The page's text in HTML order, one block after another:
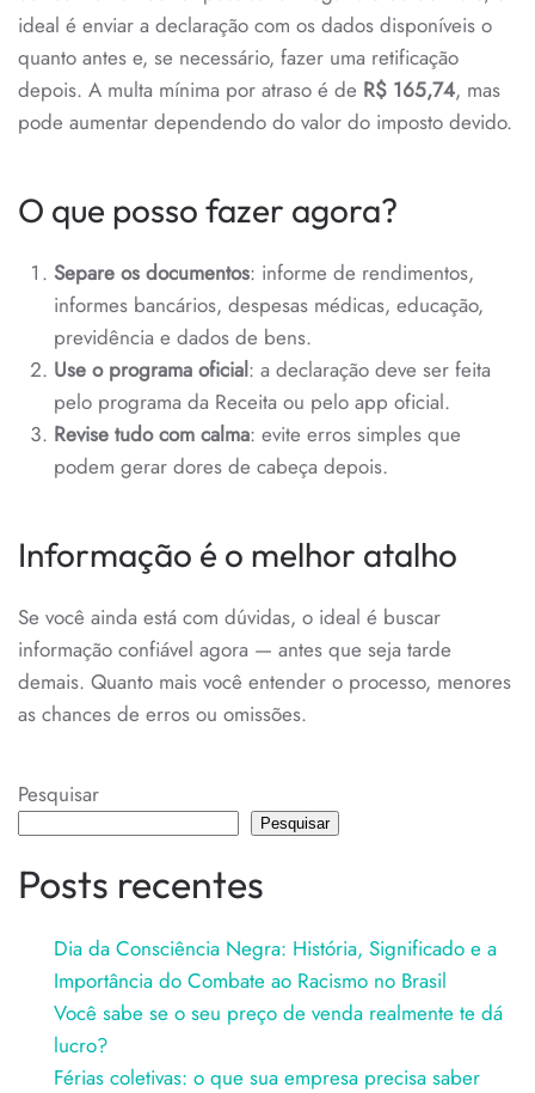
ideal é enviar a declaração com os dados disponíveis o
quanto antes e, se necessário, fazer uma retificação
depois. A multa mínima por atraso é de R$ 165,74, mas
pode aumentar dependendo do valor do imposto devido.
O que posso fazer agora?
Separe os documentos: informe de rendimentos,
informes bancários, despesas médicas, educação,
previdência e dados de bens.
Use o programa oficial: a declaração deve ser feita
pelo programa da Receita ou pelo app oficial.
Revise tudo com calma: evite erros simples que
podem gerar dores de cabeça depois.
Informação é o melhor atalho
Se você ainda está com dúvidas, o ideal é buscar
informação confiável agora — antes que seja tarde
demais. Quanto mais você entender o processo, menores
as chances de erros ou omissões.
Pesquisar
Pesquisar
Posts recentes
Dia da Consciência Negra: História, Significado e a
Importância do Combate ao Racismo no Brasil
Você sabe se o seu preço de venda realmente te dá
lucro?
Férias coletivas: o que sua empresa precisa saber